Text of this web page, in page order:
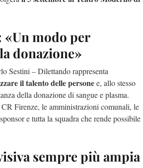
«Un modo per
donazione»
Sestini – Dilettando rappresenta
il talento delle personee, allo stesso
della donazione di sangue e plasma.
Firenze, le amministrazioni comunali, le
e tutta la squadra che rende possibile
sempre più ampia